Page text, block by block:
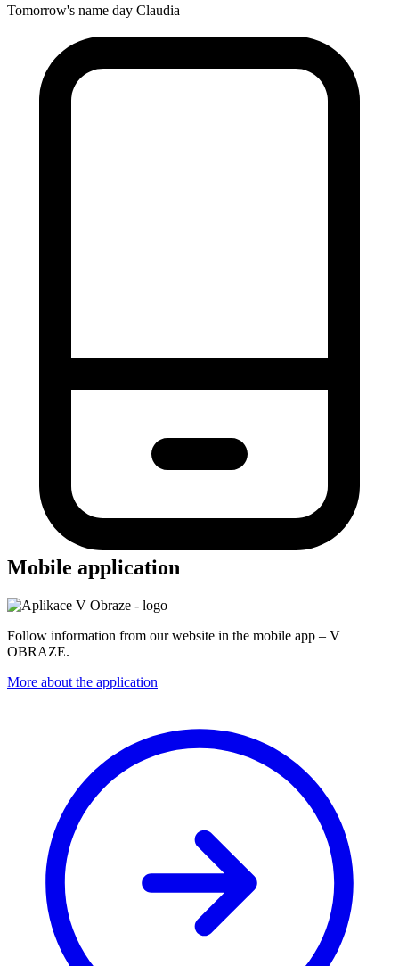
Tomorrow's name day Claudia
Mobile application
Follow information from our website in the mobile app – V
OBRAZE.
More about the application